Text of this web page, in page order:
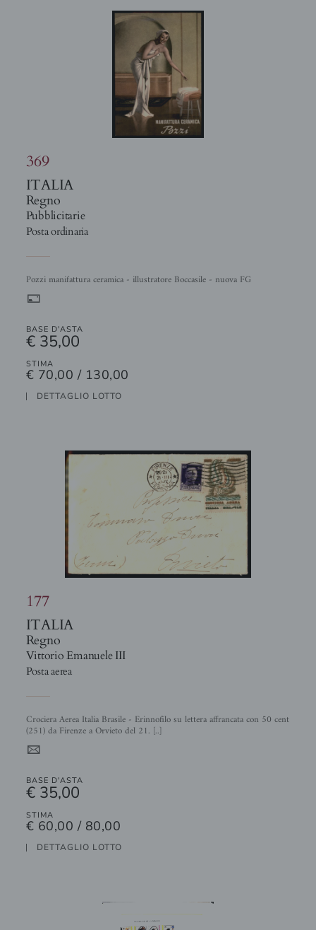
369
ITALIA
Regno
Pubblicitarie
Posta ordinaria
Pozzi manifattura ceramica - illustratore Boccasile - nuova FG
%
BASE D'ASTA
€ 35,00
STIMA
€ 70,00 / 130,00
DETTAGLIO LOTTO
177
ITALIA
Regno
Vittorio Emanuele III
Posta aerea
Crociera Aerea Italia Brasile - Erinnofilo su lettera affrancata con 50 cent
(251) da Firenze a Orvieto del 21. [..]
4
BASE D'ASTA
€ 35,00
STIMA
€ 60,00 / 80,00
DETTAGLIO LOTTO